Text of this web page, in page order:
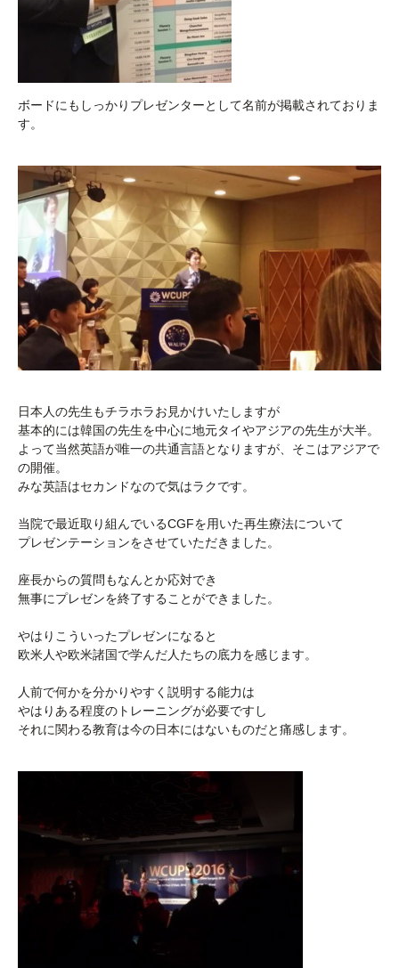
ボードにもしっかりプレゼンターとして名前が掲載されておりま
す。
日本人の先生もチラホラお見かけいたしますが
基本的には韓国の先生を中心に地元タイやアジアの先生が大半。
よって当然英語が唯一の共通言語となりますが、そこはアジアで
の開催。
みな英語はセカンドなので気はラクです。
当院で最近取り組んでいるCGFを用いた再生療法について
プレゼンテーションをさせていただきました。
座長からの質問もなんとか応対でき
無事にプレゼンを終了することができました。
やはりこういったプレゼンになると
欧米人や欧米諸国で学んだ人たちの底力を感じます。
人前で何かを分かりやすく説明する能力は
やはりある程度のトレーニングが必要ですし
それに関わる教育は今の日本にはないものだと痛感します。